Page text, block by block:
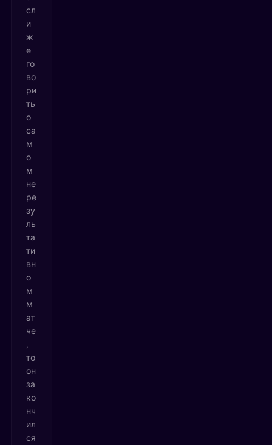
сл
и
ж
е
го
во
ри
ть
о
са
м
о
м
не
ре
зу
ль
та
ти
вн
о
м
м
ат
че
то
он
за
ко
нч
ил
ся